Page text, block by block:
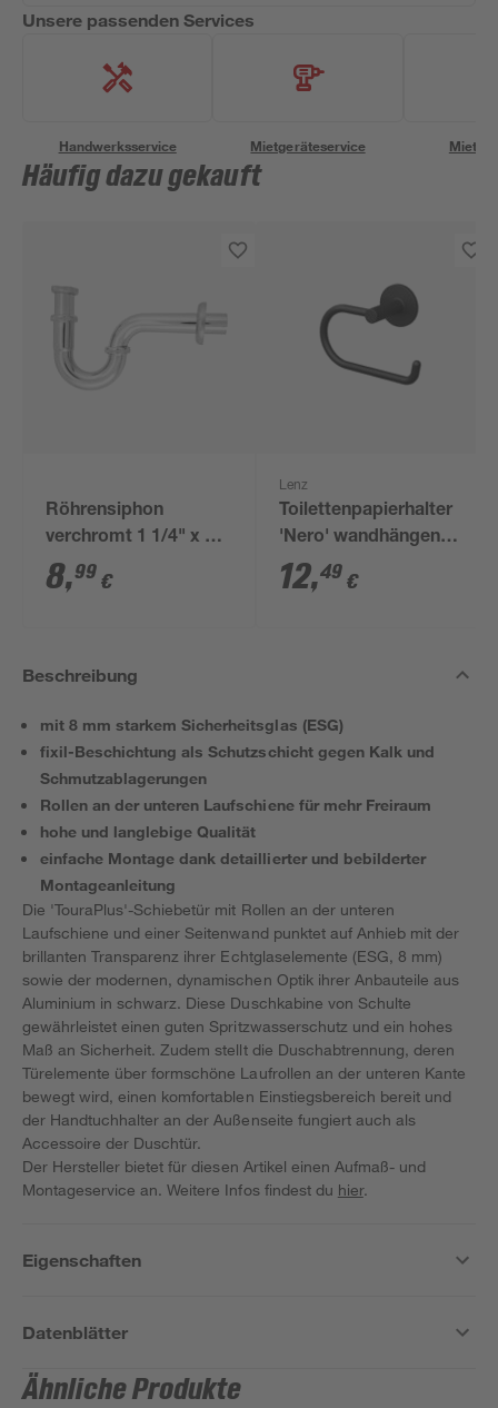
Unsere passenden Services
Handwerksservice Mietgeräteservice
Häufig dazu gekauft
Röhrensiphon
verchromt 1 1/4" x 32
mm
8,99 €
Lenz
Toilettenpapierhalter
'Nero' wandhängend
schwarz
12,49 €
Beschreibung
mit 8 mm starkem Sicherheitsglas (ESG)
fixil-Beschichtung als Schutzschicht gegen Kalk und
Schmutzablagerungen
Rollen an der unteren Laufschiene für mehr Freiraum
hohe und langlebige Qualität
einfache Montage dank detaillierter und bebilderter
Montageanleitung
Die 'TouraPlus'-Schiebetür mit Rollen an der unteren
Laufschiene und einer Seitenwand punktet auf Anhieb mit der
brillanten Transparenz ihrer Echtglaselemente (ESG, 8 mm)
sowie der modernen, dynamischen Optik ihrer Anbauteile aus
Aluminium in schwarz. Diese Duschkabine von Schulte
gewährleistet einen guten Spritzwasserschutz und ein hohes
Maß an Sicherheit. Zudem stellt die Duschabtrennung, deren
Türelemente über formschöne Laufrollen an der unteren Kante
bewegt wird, einen komfortablen Einstiegsbereich bereit und
der Handtuchhalter an der Außenseite fungiert auch als
Accessoire der Duschtür.
Der Hersteller bietet für diesen Artikel einen Aufmaß- und
Montageservice an. Weitere Infos findest du hier.
Eigenschaften
Datenblätter
Ähnliche Produkte